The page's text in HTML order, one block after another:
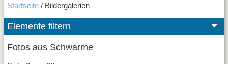
e.V.
der
Startseite / Bildergalerien
Elemente filtern
Alle anzeigen
Fotos aus Schwarme